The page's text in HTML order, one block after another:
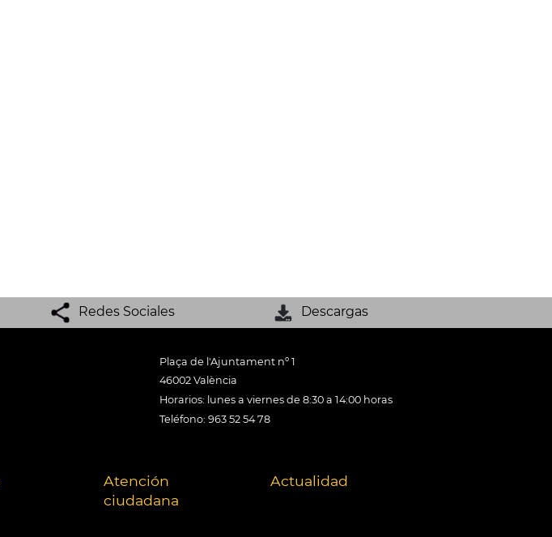
Redes Sociales Descargas
Plaça de l'Ajuntament nº 1
46002 València
Horarios: lunes a viernes de 8:30 a 14:00 horas
Teléfono: 963 52 54 78
Atención
ciudadana
Actualidad